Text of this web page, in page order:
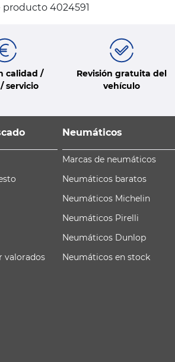
4024591
calidad /
servicio
Revisión gratuita del
vehículo
valorados
Neumáticos
Marcas de neumáticos
Neumáticos baratos
Neumáticos Michelin
Neumáticos Pirelli
Neumáticos Dunlop
Neumáticos en stock